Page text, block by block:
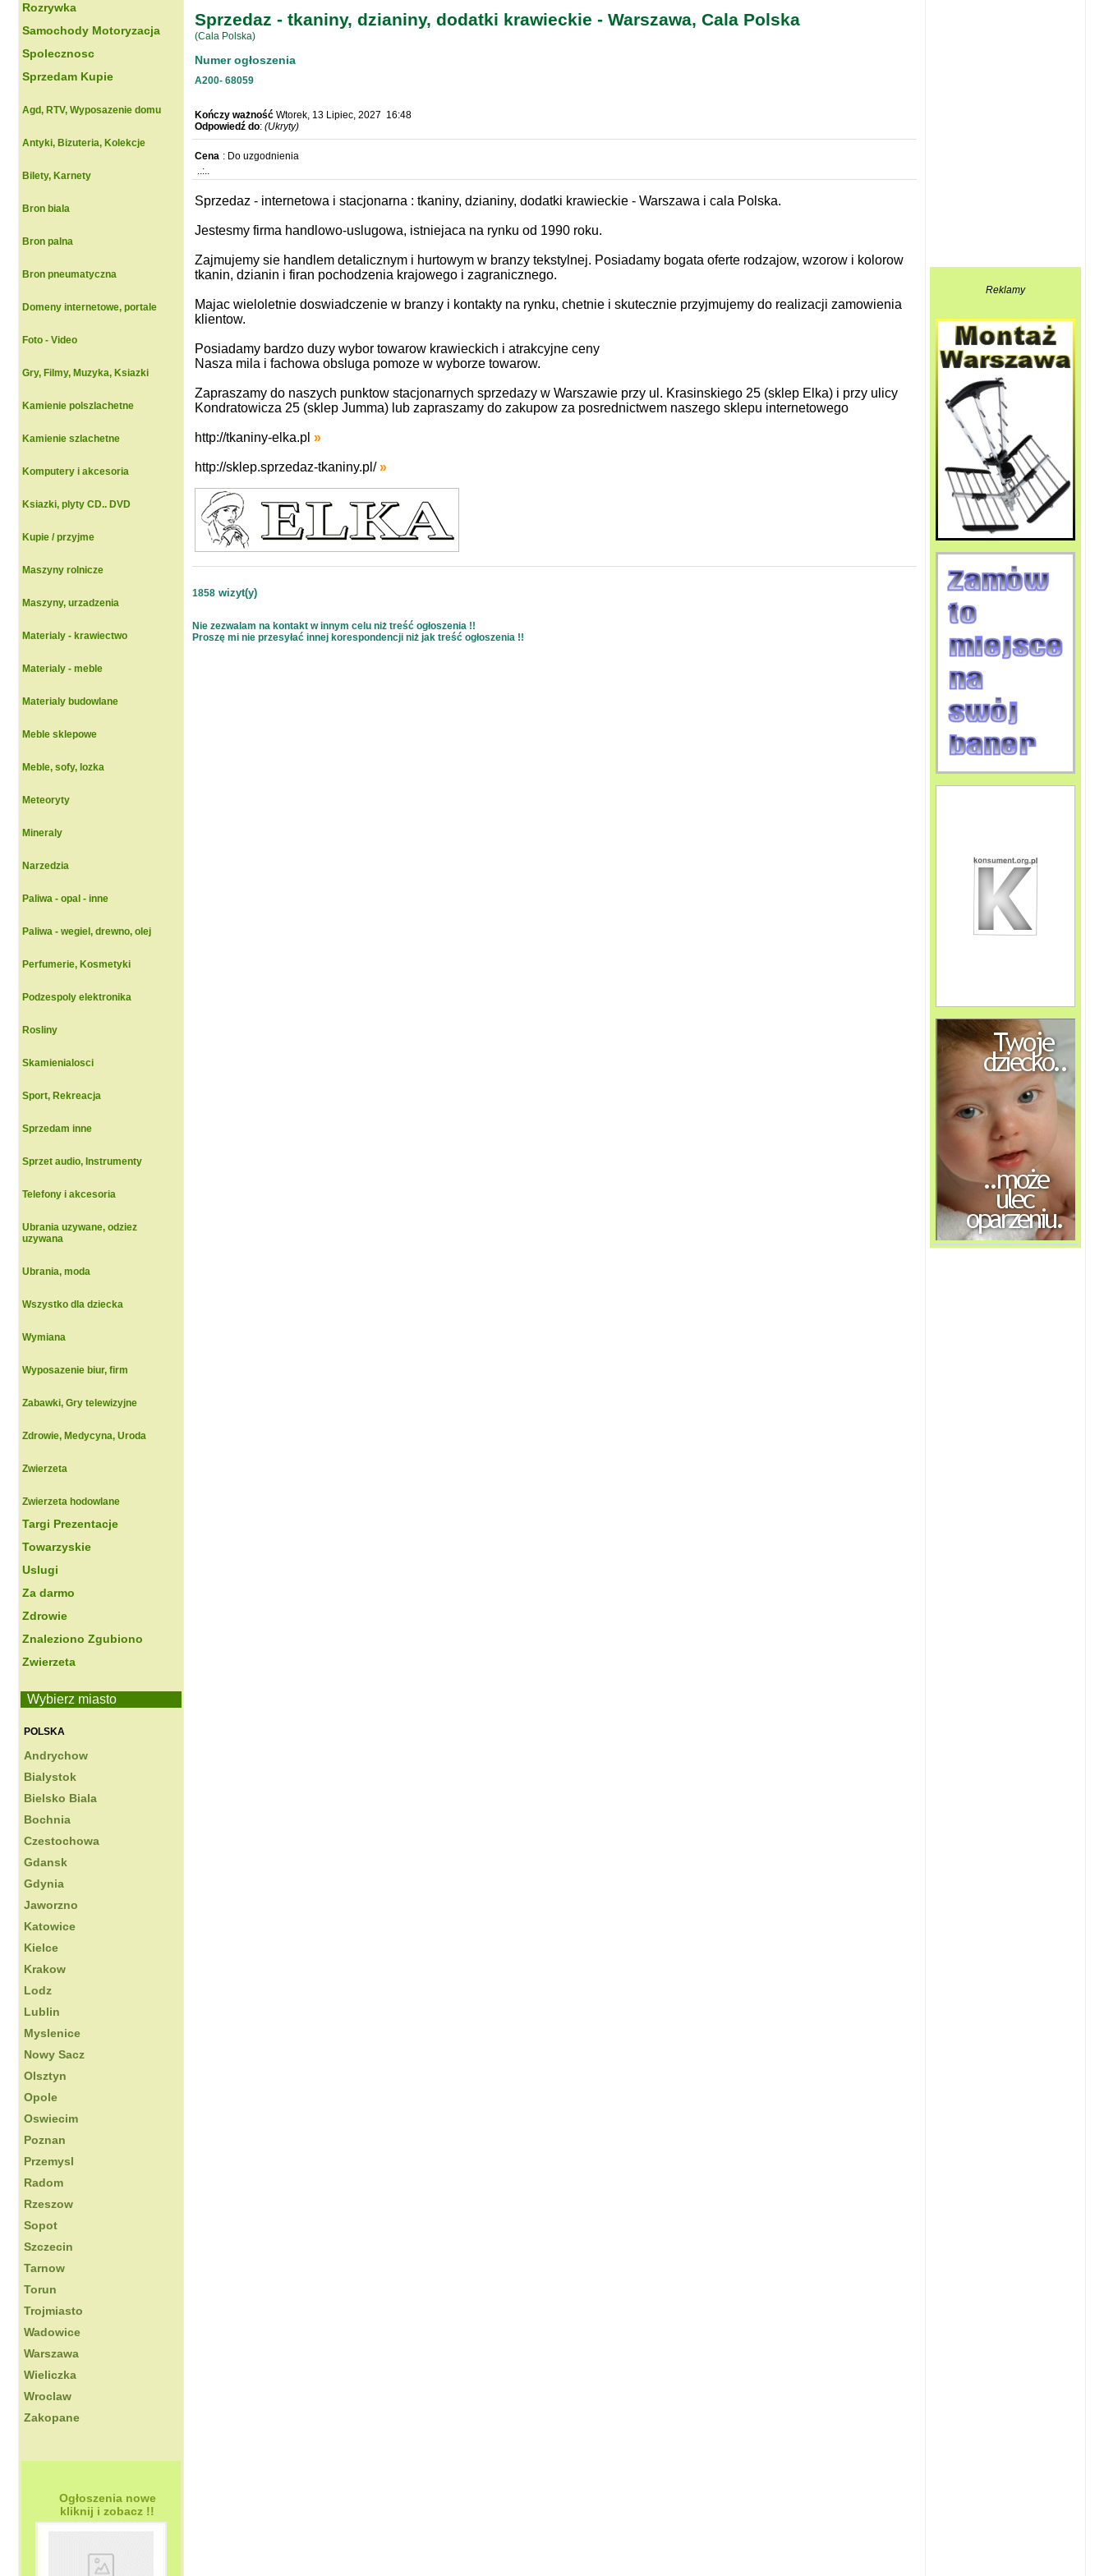
Rozrywka
Samochody Motoryzacja
Spolecznosc
Sprzedam Kupie
Agd, RTV, Wyposazenie domu
Antyki, Bizuteria, Kolekcje
Bilety, Karnety
Bron biala
Bron palna
Bron pneumatyczna
Domeny internetowe, portale
Foto - Video
Gry, Filmy, Muzyka, Ksiazki
Kamienie polszlachetne
Kamienie szlachetne
Komputery i akcesoria
Ksiazki, plyty CD.. DVD
Kupie / przyjme
Maszyny rolnicze
Maszyny, urzadzenia
Materialy - krawiectwo
Materialy - meble
Materialy budowlane
Meble sklepowe
Meble, sofy, lozka
Meteoryty
Mineraly
Narzedzia
Paliwa - opal - inne
Paliwa - wegiel, drewno, olej
Perfumerie, Kosmetyki
Podzespoly elektronika
Rosliny
Skamienialosci
Sport, Rekreacja
Sprzedam inne
Sprzet audio, Instrumenty
Telefony i akcesoria
Ubrania uzywane, odziez
uzywana
Ubrania, moda
Wszystko dla dziecka
Wymiana
Wyposazenie biur, firm
Zabawki, Gry telewizyjne
Zdrowie, Medycyna, Uroda
Zwierzeta
Zwierzeta hodowlane
Targi Prezentacje
Towarzyskie
Uslugi
Za darmo
Zdrowie
Znaleziono Zgubiono
Zwierzeta
Wybierz miasto
POLSKA
Andrychow
Bialystok
Bielsko Biala
Bochnia
Czestochowa
Gdansk
Gdynia
Jaworzno
Katowice
Kielce
Krakow
Lodz
Lublin
Myslenice
Nowy Sacz
Olsztyn
Opole
Oswiecim
Poznan
Przemysl
Radom
Rzeszow
Sopot
Szczecin
Tarnow
Torun
Trojmiasto
Wadowice
Warszawa
Wieliczka
Wroclaw
Zakopane
Ogłoszenia nowe
kliknij i zobacz !!
Sprzedaz - tkaniny, dzianiny, dodatki krawieckie - Warszawa, Cala Polska
(Cala Polska)
Numer ogłoszenia
A200- 68059
Kończy ważność Wtorek, 13 Lipiec, 2027 16:48
Odpowiedź do: (Ukryty)
Cena : Do uzgodnienia
..:..
Sprzedaz - internetowa i stacjonarna : tkaniny, dzianiny, dodatki krawieckie - Warszawa i cala Polska.
Jestesmy firma handlowo-uslugowa, istniejaca na rynku od 1990 roku.
Zajmujemy sie handlem detalicznym i hurtowym w branzy tekstylnej. Posiadamy bogata oferte rodzajow, wzorow i kolorow
tkanin, dzianin i firan pochodzenia krajowego i zagranicznego.
Majac wieloletnie doswiadczenie w branzy i kontakty na rynku, chetnie i skutecznie przyjmujemy do realizacji zamowienia
klientow.
Posiadamy bardzo duzy wybor towarow krawieckich i atrakcyjne ceny
Nasza mila i fachowa obsluga pomoze w wyborze towarow.
Zapraszamy do naszych punktow stacjonarnych sprzedazy w Warszawie przy ul. Krasinskiego 25 (sklep Elka) i przy ulicy
Kondratowicza 25 (sklep Jumma) lub zapraszamy do zakupow za posrednictwem naszego sklepu internetowego
http://tkaniny-elka.pl »
http://sklep.sprzedaz-tkaniny.pl/ »
1858 wizyt(y)
Nie zezwalam na kontakt w innym celu niż treść ogłoszenia !!
Proszę mi nie przesyłać innej korespondencji niż jak treść ogłoszenia !!
Reklamy